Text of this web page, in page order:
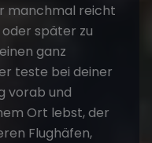
manchmal reicht
später zu
ganz
teste bei deiner
vorab und
Ort lebst, der
Flughäfen,